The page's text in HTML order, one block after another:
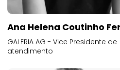
Ana Helena Coutinho
GALERIA AG - Vice Presidente de
atendimento